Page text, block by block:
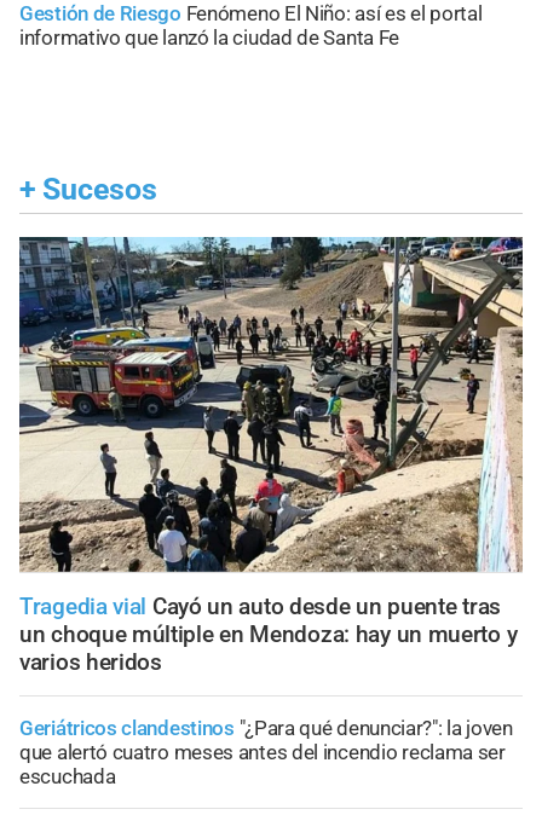
Gestión de Riesgo Fenómeno El Niño: así es el portal
informativo que lanzó la ciudad de Santa Fe
+ Sucesos
Tragedia vial Cayó un auto desde un puente tras
un choque múltiple en Mendoza: hay un muerto y
varios heridos
Geriátricos clandestinos "¿Para qué denunciar?": la joven
que alertó cuatro meses antes del incendio reclama ser
escuchada